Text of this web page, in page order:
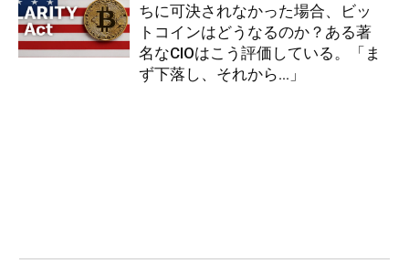
ちに可決されなかった場合、ビッ
トコインはどうなるのか？ある著
名なCIOはこう評価している。「ま
ず下落し、それから…」